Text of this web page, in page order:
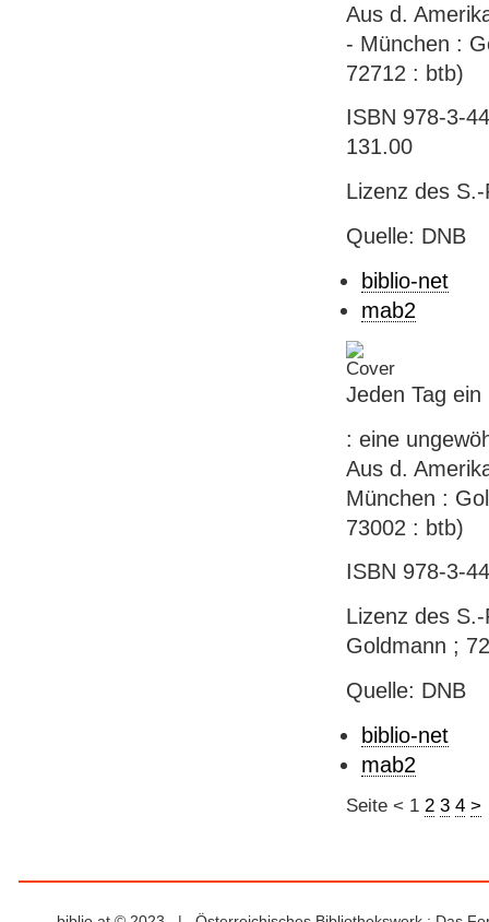
Aus d.
- München :
72712 : btb)
ISBN 978-3-
131.00
Lizenz des
Quelle: DNB
biblio-net
mab2
Jeden Tag
: eine
Aus d.
München :
73002 : btb)
ISBN 978-3-
Lizenz des
Goldmann ;
Quelle: DNB
biblio-net
mab2
Seite < 1 2 3 4 >